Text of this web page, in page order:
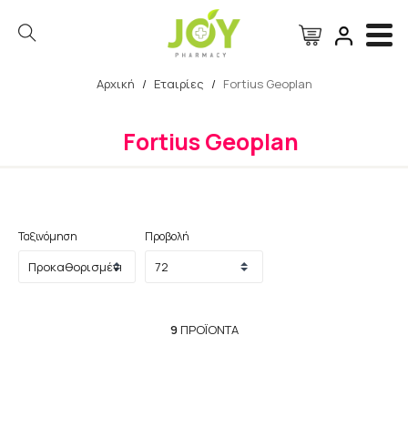
Αρχική / Εταιρίες / Fortius Geoplan
Fortius Geoplan
Ταξινόμηση Προβολή
9ΠΡΟΪΌΝΤΑ